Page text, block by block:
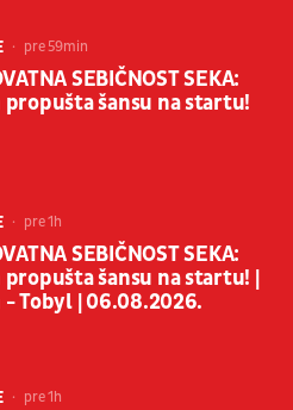
pre 59min
SEBIČNOST SEKA:
propušta šansu na startu!
pre 1h
SEBIČNOST SEKA:
propušta šansu na startu! |
- Tobyl | 06.08.2026.
pre 1h